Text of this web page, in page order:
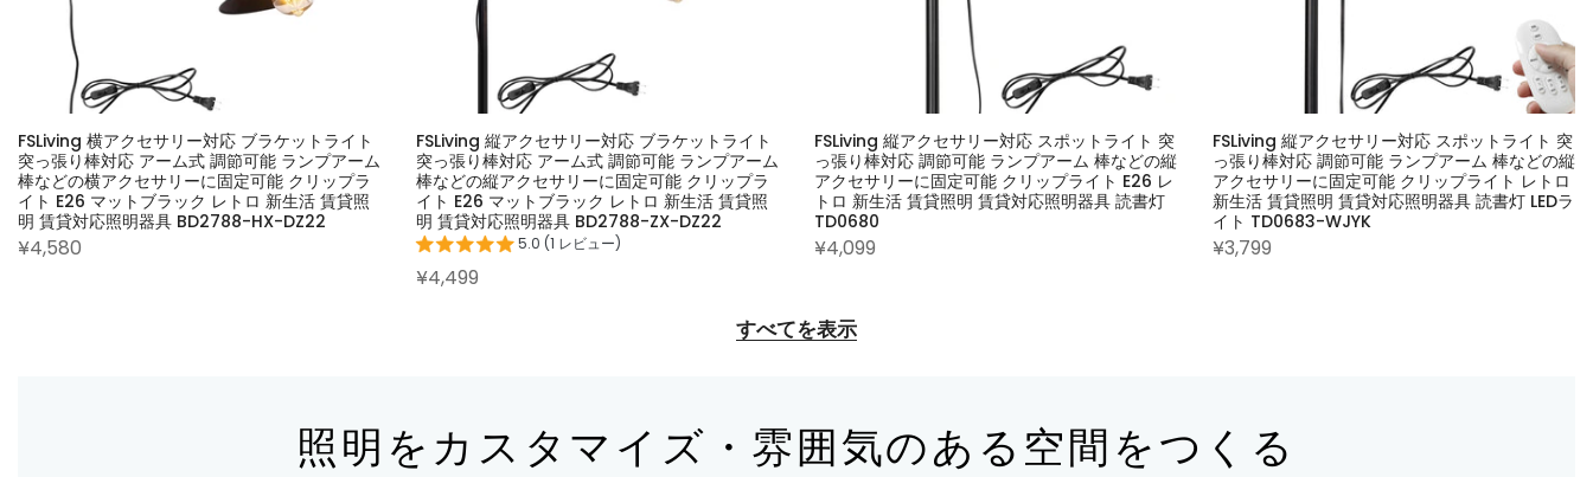
FSLiving 横アクセサリー対応 ブラケットライト
突っ張り棒対応 アーム式 調節可能 ランプアーム
棒などの横アクセサリーに固定可能 クリップラ
イト E26 マットブラック レトロ 新生活 賃貸照
明 賃貸対応照明器具 BD2788-HX-DZ22
¥4,580
FSLiving 縦アクセサリー対応 ブラケットライト
突っ張り棒対応 アーム式 調節可能 ランプアーム
棒などの縦アクセサリーに固定可能 クリップラ
イト E26 マットブラック レトロ 新生活 賃貸照
明 賃貸対応照明器具 BD2788-ZX-DZ22
5.0 (1 レビュー)
¥4,499
FSLiving 縦アクセサリー対応 スポットライト 突
っ張り棒対応 調節可能 ランプアーム 棒などの縦
アクセサリーに固定可能 クリップライト E26 レ
トロ 新生活 賃貸照明 賃貸対応照明器具 読書灯
TD0680
¥4,099
FSLiving 縦アクセサリー対応 スポットライト 突
っ張り棒対応 調節可能 ランプアーム 棒などの縦
アクセサリーに固定可能 クリップライト レトロ
新生活 賃貸照明 賃貸対応照明器具 読書灯 LEDラ
イト TD0683-WJYK
¥3,799
すべてを表示
照明をカスタマイズ・雰囲気のある空間をつくる